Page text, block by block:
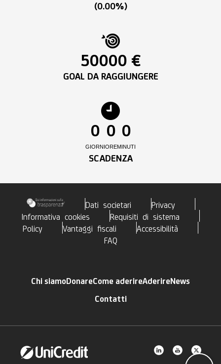
(0.00%)
50000 €
GOAL DA RAGGIUNGERE
0
GIORNI
0
ORE
0
MINUTI
SCADENZA
Dati societari
Privacy
Informativa cookies
Requisiti di sistema
Policy
Vantaggi fiscali
Accessibilità
FAQ
Chi siamoDonareCome aderireAderireNews
Contatti